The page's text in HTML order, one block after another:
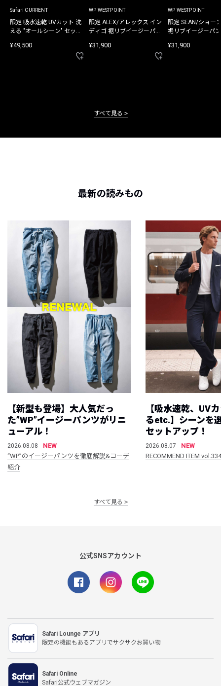
Safari CURRENT
限定 吸水速乾 UVカット 洗
える "オールシーン" セット
¥49,500
WP WESTPOINT
限定 ALEX/アレックス イン
ディゴ 裾リブイージーパン
¥31,900
WP WESTPOINT
限定 SEAN/ショー
裾リブイージーパ
¥31,900
すべて見る
最新の読みもの
【新型も登場】大人気だっ
た”WP”イージーパンツがリニ
ューアル！
2026.08.08
NEW
“WP”のイージーパンツを徹底解説&コーデ
紹介
【吸水速乾、UV
るetc.】シーンを
セットアップ！
2026.08.07
NEW
RECOMMEND ITEM vol.334
すべて見る
公式SNSアカウント
Safari Lounge アプリ
限定の機能もあるアプリでサクサクお買い物
Safari Online
Safari公式ウェブマガジン